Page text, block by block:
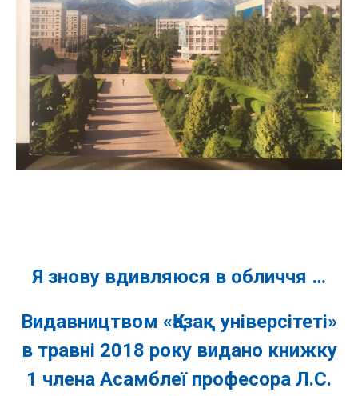
Я знову вдивляюся в обличчя …
Видавництвом «Қазақ універсітеті»
в травні 2018 року видано книжку
1 члена Асамблеї професора Л.С.